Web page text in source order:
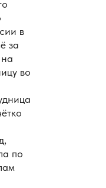
в
за
во
по